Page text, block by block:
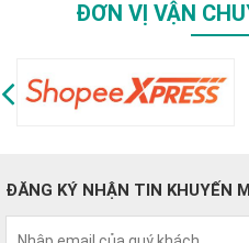
ĐƠN VỊ VẬN
ĐĂNG KÝ NHẬN TIN KHUYẾN